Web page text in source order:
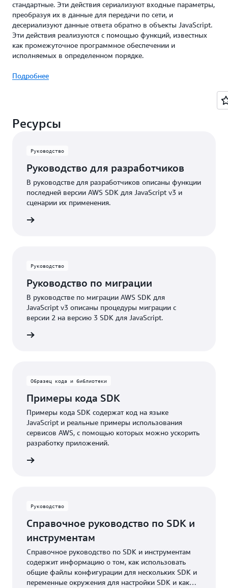
стандартные. Эти действия сериализуют входные параметры,
преобразуя их в данные для передачи по сети, и
десериализуют данные ответа обратно в объекты JavaScript.
Эти действия реализуются с помощью функций, известных
как промежуточное программное обеспечении и
исполняемых в определенном порядке.
Подробнее
Ресурсы
Руководство
Руководство для разработчиков
В руководстве для разработчиков описаны функции
последней версии AWS SDK для JavaScript v3 и
сценарии их применения.
Руководство
Руководство по миграции
В руководстве по миграции AWS SDK для
JavaScript v3 описаны процедуры миграции с
версии 2 на версию 3 SDK для JavaScript.
Образец кода и библиотеки
Примеры кода SDK
Примеры кода SDK содержат код на языке
JavaScript и реальные примеры использования
сервисов AWS, с помощью которых можно ускорить
разработку приложений.
Руководство
Справочное руководство по SDK и
инструментам
Справочное руководство по SDK и инструментам
содержит информацию о том, как использовать
общие файлы конфигурации для нескольких SDK и
переменные окружения для настройки SDK и как